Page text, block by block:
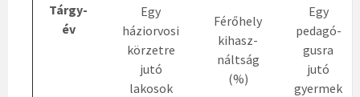
Tárgy-
év
Egy
háziorvosi
körzetre
jutó
lakosok
Férőhely
kihasz-
náltság
(%)
Egy
pedagó-
gusra
jutó
gyermek